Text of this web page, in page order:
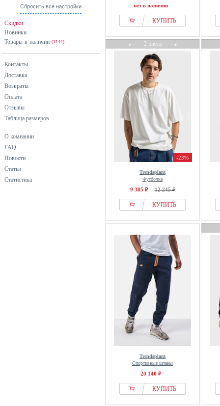
серый
хаки
черный
Сбросить все настройки
Скидки
Новинки
Товары в наличии (1144)
Контакты
Доставка
Возвраты
Оплата
Отзывы
Таблица размеров
О компании
FAQ
Новости
Статьи
Статистика
нет в наличии
КУПИТЬ
←2 цвета→
-23%
Trendsplant
Футболка
9 385 ₽ 12 245 ₽
КУПИТЬ
Trendsplant
Спортивные штаны
20 140 ₽
КУПИТЬ